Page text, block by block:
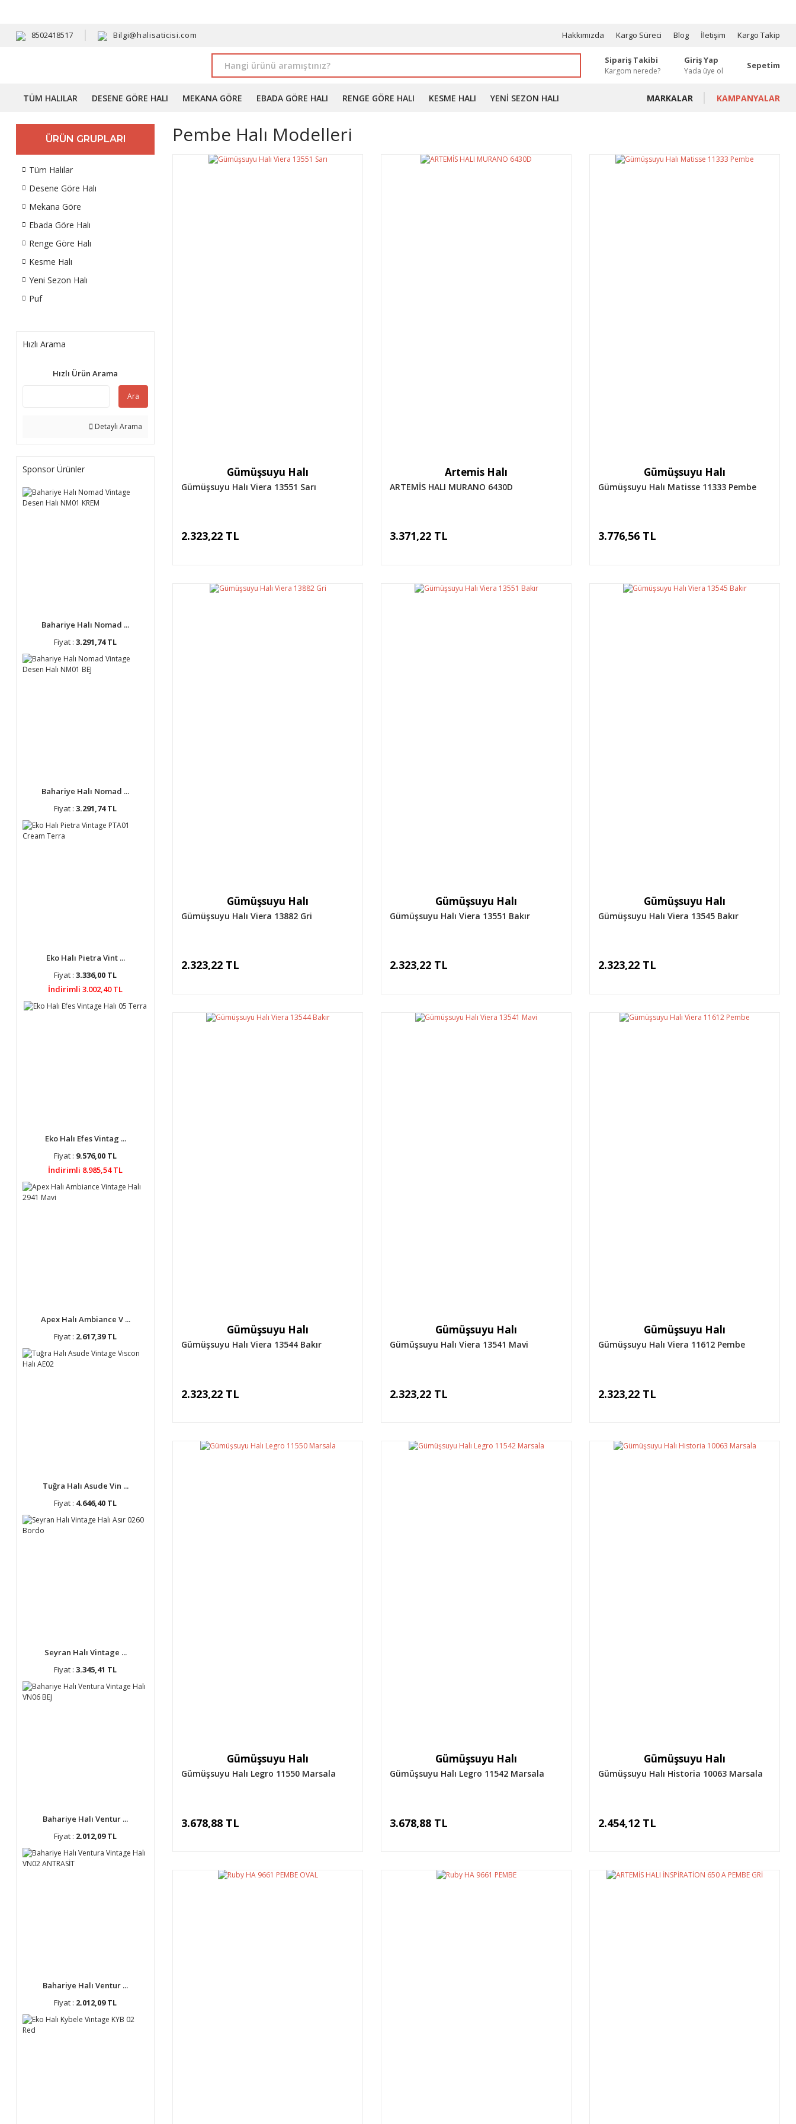
8502418517 Bilgi@halisaticisi.com Hakkımızda Kargo Süreci Blog İletişim Kargo Takip
Sipariş Takibi
Kargom nerede?
Giriş Yap
Yada üye ol
Sepetim
TÜM HALILAR DESENE GÖRE HALI MEKANA GÖRE EBADA GÖRE HALI RENGE GÖRE HALI KESME HALI YENI SEZON HALI MARKALAR KAMPANYALAR
ÜRÜN GRUPLARI
Tüm Halılar
Desene Göre Halı
Mekana Göre
Ebada Göre Halı
Renge Göre Halı
Kesme Halı
Yeni Sezon Halı
Puf
Hızlı Arama
Hızlı Ürün Arama
Ara
Detaylı Arama
Sponsor Ürünler
Bahariye Halı Nomad ...
Fiyat : 3.291,74 TL
Bahariye Halı Nomad ...
Fiyat : 3.291,74 TL
Eko Halı Pietra Vint ...
Fiyat : 3.336,00 TL
İndirimli 3.002,40 TL
Eko Halı Efes Vintag ...
Fiyat : 9.576,00 TL
İndirimli 8.985,54 TL
Apex Halı Ambiance V ...
Fiyat : 2.617,39 TL
Tuğra Halı Asude Vin ...
Fiyat : 4.646,40 TL
Seyran Halı Vintage ...
Fiyat : 3.345,41 TL
Bahariye Halı Ventur ...
Fiyat : 2.012,09 TL
Bahariye Halı Ventur ...
Fiyat : 2.012,09 TL
Pembe Halı Modelleri
Gümüşsuyu Halı
Gümüşsuyu Halı Viera 13551 Sarı
2.323,22 TL
Artemis Halı
ARTEMİS HALI MURANO 6430D
3.371,22 TL
Gümüşsuyu Halı
Gümüşsuyu Halı Matisse 11333 Pembe
3.776,56 TL
Gümüşsuyu Halı
Gümüşsuyu Halı Viera 13882 Gri
2.323,22 TL
Gümüşsuyu Halı
Gümüşsuyu Halı Viera 13551 Bakır
2.323,22 TL
Gümüşsuyu Halı
Gümüşsuyu Halı Viera 13545 Bakır
2.323,22 TL
Gümüşsuyu Halı
Gümüşsuyu Halı Viera 13544 Bakır
2.323,22 TL
Gümüşsuyu Halı
Gümüşsuyu Halı Viera 13541 Mavi
2.323,22 TL
Gümüşsuyu Halı
Gümüşsuyu Halı Viera 11612 Pembe
2.323,22 TL
Gümüşsuyu Halı
Gümüşsuyu Halı Legro 11550 Marsala
3.678,88 TL
Gümüşsuyu Halı
Gümüşsuyu Halı Legro 11542 Marsala
3.678,88 TL
Gümüşsuyu Halı
Gümüşsuyu Halı Historia 10063 Marsala
2.454,12 TL